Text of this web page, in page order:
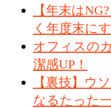
【年末は
く年度末に
オフィスの
潔感UP！
【裏技】ウ
なるたった